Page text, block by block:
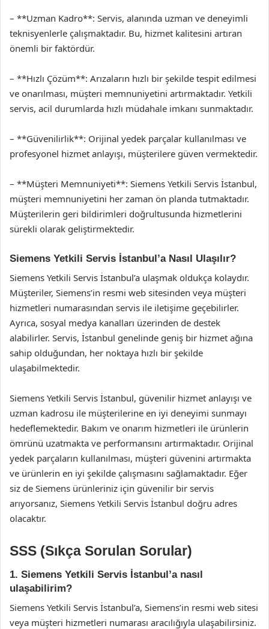
– **Uzman Kadro**: Servis, alanında uzman ve deneyimli
teknisyenlerle çalışmaktadır. Bu, hizmet kalitesini artıran
önemli bir faktördür.
– **Hızlı Çözüm**: Arızaların hızlı bir şekilde tespit edilmesi
ve onarılması, müşteri memnuniyetini artırmaktadır. Yetkili
servis, acil durumlarda hızlı müdahale imkanı sunmaktadır.
– **Güvenilirlik**: Orijinal yedek parçalar kullanılması ve
profesyonel hizmet anlayışı, müşterilere güven vermektedir.
– **Müşteri Memnuniyeti**: Siemens Yetkili Servis İstanbul,
müşteri memnuniyetini her zaman ön planda tutmaktadır.
Müşterilerin geri bildirimleri doğrultusunda hizmetlerini
sürekli olarak geliştirmektedir.
Siemens Yetkili Servis İstanbul’a Nasıl Ulaşılır?
Siemens Yetkili Servis İstanbul’a ulaşmak oldukça kolaydır.
Müşteriler, Siemens’in resmi web sitesinden veya müşteri
hizmetleri numarasından servis ile iletişime geçebilirler.
Ayrıca, sosyal medya kanalları üzerinden de destek
alabilirler. Servis, İstanbul genelinde geniş bir hizmet ağına
sahip olduğundan, her noktaya hızlı bir şekilde
ulaşabilmektedir.
Siemens Yetkili Servis İstanbul, güvenilir hizmet anlayışı ve
uzman kadrosu ile müşterilerine en iyi deneyimi sunmayı
hedeflemektedir. Bakım ve onarım hizmetleri ile ürünlerin
ömrünü uzatmakta ve performansını artırmaktadır. Orijinal
yedek parçaların kullanılması, müşteri güvenini artırmakta
ve ürünlerin en iyi şekilde çalışmasını sağlamaktadır. Eğer
siz de Siemens ürünleriniz için güvenilir bir servis
arıyorsanız, Siemens Yetkili Servis İstanbul doğru adres
olacaktır.
SSS (Sıkça Sorulan Sorular)
1. Siemens Yetkili Servis İstanbul’a nasıl
ulaşabilirim?
Siemens Yetkili Servis İstanbul’a, Siemens’in resmi web sitesi
veya müşteri hizmetleri numarası aracılığıyla ulaşabilirsiniz.